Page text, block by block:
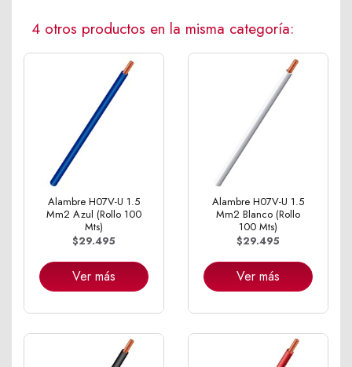
4 otros productos en la misma categoría:
Alambre H07V-U 1.5
Mm2 Azul (Rollo 100
Mts)
$29.495
Ver más
Alambre H07V-U 1.5
Mm2 Blanco (Rollo
100 Mts)
$29.495
Ver más